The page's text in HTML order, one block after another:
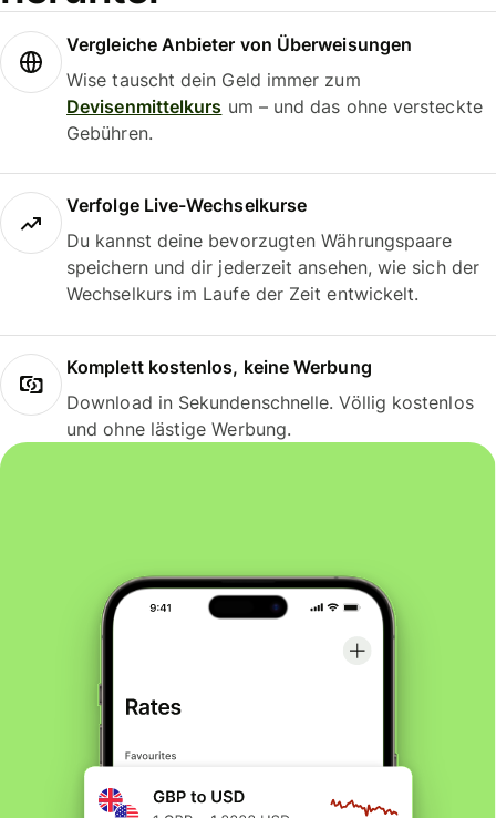
Vergleiche Anbieter von Überweisungen
Wise tauscht dein Geld immer zum
Devisenmittelkurs um – und das ohne versteckte
Gebühren.
Verfolge Live-Wechselkurse
Du kannst deine bevorzugten Währungspaare
speichern und dir jederzeit ansehen, wie sich der
Wechselkurs im Laufe der Zeit entwickelt.
Komplett kostenlos, keine Werbung
Download in Sekundenschnelle. Völlig kostenlos
und ohne lästige Werbung.